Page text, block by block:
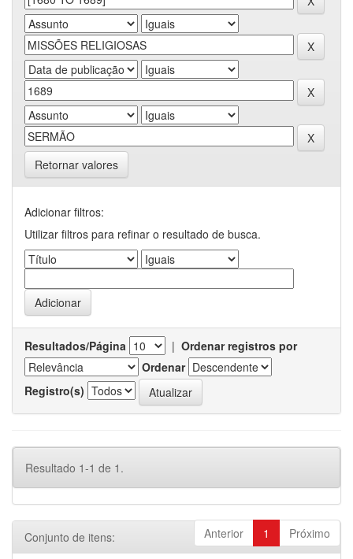
Retornar valores
Adicionar filtros:
Utilizar filtros para refinar o resultado de busca.
Resultados/Página | Ordenar registros por
Ordenar
Registro(s)
Resultado 1-1 de 1.
Anterior 1 Próximo
Conjunto de itens: